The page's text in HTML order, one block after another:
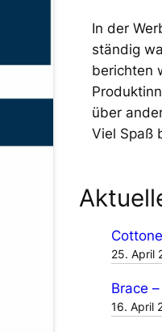
In der
ständig
berichten
über
Viel Spaß
25. April
Brace
16. April